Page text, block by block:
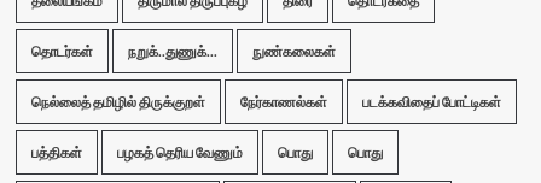
தொடர்கள் நறுக்..துணுக்... நுண்கலைகள்
நெல்லைத் தமிழில் திருக்குறள் நேர்காணல்கள் படக்கவிதைப் போட்டிகள்
பத்திகள் பழகத் தெரிய வேணும் பொது பொது